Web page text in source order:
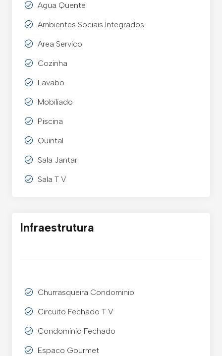
Agua Quente
Ambientes Sociais Integrados
Area Servico
Cozinha
Lavabo
Mobiliado
Piscina
Quintal
Sala Jantar
Sala T V
Infraestrutura
Churrasqueira Condominio
Circuito Fechado T V
Condominio Fechado
Espaco Gourmet